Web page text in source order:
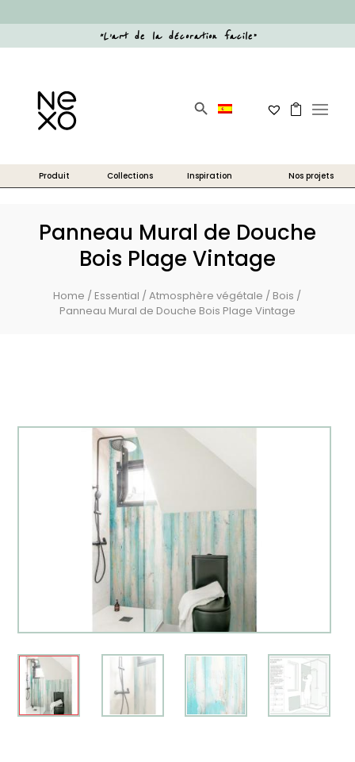
“L’art de la décoration facile”
Panneau Mural de Douche
Bois Plage Vintage
Home / Essential /Atmosphère végétale / Bois /
Panneau Mural de Douche Bois Plage Vintage